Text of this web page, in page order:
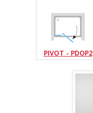
PIVOT - PDOP2